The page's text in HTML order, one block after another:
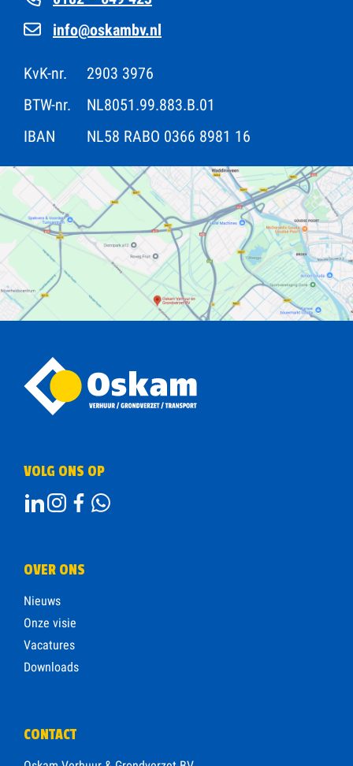
info@oskambv.nl
KvK-nr.
2903 3976
BTW-nr.
NL8051.99.883.B.01
IBAN
NL58 RABO 0366 8981 16
OPENINGSTIJDEN KANTOOR
Maandag t/m vrijdag: 07.00 - 17.00 uur
Zaterdag en zondag gesloten
VOLG ONS OP
OVER ONS
Nieuws
Onze visie
Vacatures
Downloads
CONTACT